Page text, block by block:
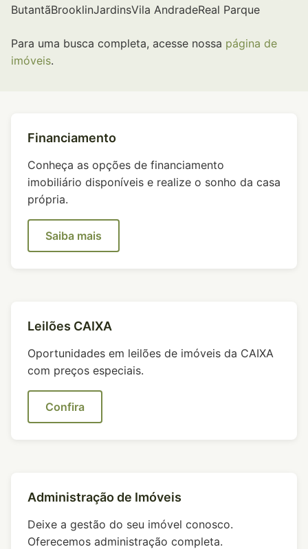
ButantãBrooklinJardinsVila AndradeReal Parque
Para uma busca completa, acesse nossa página de
imóveis.
Financiamento
Conheça as opções de financiamento
imobiliário disponíveis e realize o sonho da casa
própria.
Saiba mais
Leilões CAIXA
Oportunidades em leilões de imóveis da CAIXA
com preços especiais.
Confira
Administração de Imóveis
Deixe a gestão do seu imóvel conosco.
Oferecemos administração completa.